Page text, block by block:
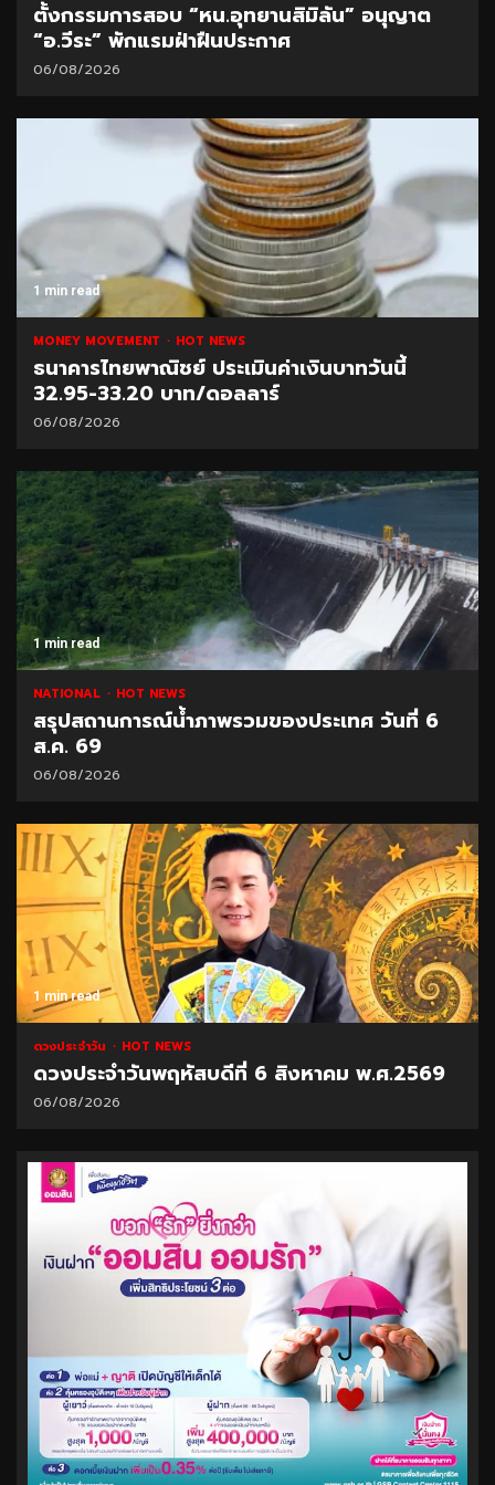
ตั้งกรรมการสอบ “หน.อุทยานสิมิลัน” อนุญาต
“อ.วีระ” พักแรมฝ่าฝืนประกาศ
06/08/2026
1 min read
MONEY MOVEMENT HOT NEWS
ธนาคารไทยพาณิชย์ ประเมินค่าเงินบาทวันนี้
32.95-33.20 บาท/ดอลลาร์
06/08/2026
1 min read
NATIONAL HOT NEWS
สรุปสถานการณ์น้ำภาพรวมของประเทศ วันที่ 6
ส.ค. 69
06/08/2026
1 min read
ดวงประจำวัน HOT NEWS
ดวงประจำวันพฤหัสบดีที่ 6 สิงหาคม พ.ศ.2569
06/08/2026